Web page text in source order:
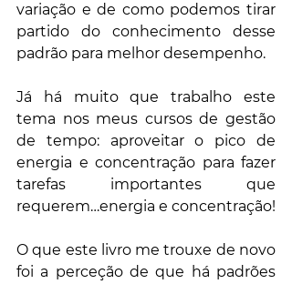
variação e de como podemos tirar
partido do conhecimento desse
padrão para melhor desempenho.
Já há muito que trabalho este
tema nos meus cursos de gestão
de tempo: aproveitar o pico de
energia e concentração para fazer
tarefas importantes que
requerem…energia e concentração!
O que este livro me trouxe de novo
foi a perceção de que há padrões